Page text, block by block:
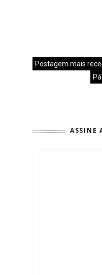
Postagem mais
ASSINE